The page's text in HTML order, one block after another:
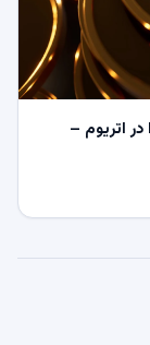
اتریوم –